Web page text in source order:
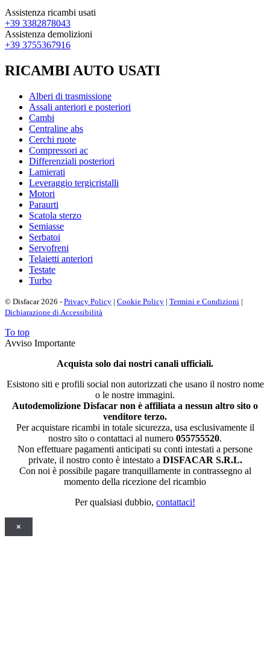
Assistenza ricambi usati
+39 3382878043
Assistenza demolizioni
+39 3755367916
RICAMBI AUTO USATI
Alberi di trasmissione
Assali anteriori e posteriori
Cambi
Centraline abs
Cerchi ruote
Compressori ac
Differenziali posteriori
Lamierati
Leveraggio tergicristalli
Motori
Paraurti
Scatola sterzo
Semiasse
Serbatoi
Servofreni
Telaietti anteriori
Testate
Turbo
© Disfacar 2026 - Privacy Policy | Cookie Policy | Termini e Condizioni |
Dichiarazione di Accessibilità
To top
Avviso Importante
Acquista solo dai nostri canali ufficiali.
Esistono siti e profili social non autorizzati che usano il nostro nome
o le nostre immagini.
Autodemolizione Disfacar non è affiliata a nessun altro sito o
venditore terzo.
Per acquistare ricambi in totale sicurezza, usa esclusivamente il
nostro sito o contattaci al numero 055755520.
Non effettuare pagamenti anticipati su conti intestati a persone
private, il nostro conto è intestato a DISFACAR S.R.L.
Con noi è possibile pagare tranquillamente in contrassegno al
momento della ricezione del ricambio
Per qualsiasi dubbio, contattaci!
×